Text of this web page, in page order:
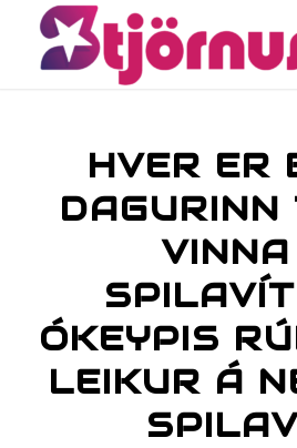
HVER ER
ÓKEYPIS
LEIKUR Á